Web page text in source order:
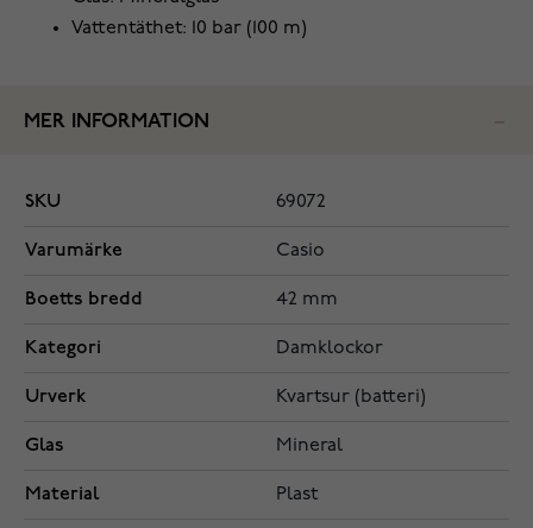
Vattentäthet: 10 bar (100 m)
MER INFORMATION
SKU 69072
Varumärke Casio
Boetts bredd 42 mm
Kategori Damklockor
Urverk Kvartsur (batteri)
Glas Mineral
Material Plast